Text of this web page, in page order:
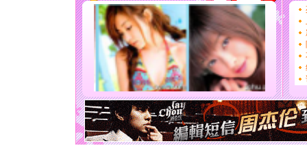
[春节] 传
片叶子
送你一
[圣诞节]
你太多
要平安
[圣诞节]
能正大
天都要快
[圣诞节]
如意,快
[元旦]看
断电。爱